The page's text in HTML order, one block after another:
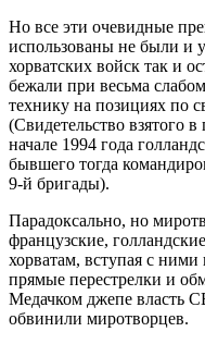
Но все эти очевидные
использованы не были и
хорватских войск так и
бежали при весьма
технику на позициях по
(Свидетельство взятого
начале 1994 года
бывшего тогда
9-й бригады).
Парадоксально, но
французские,
хорватам, вступая с ними
прямые перестрелки и
Медачком джепе власть
обвинили миротворцев.